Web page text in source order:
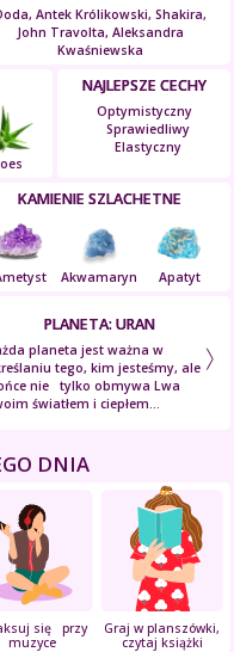
Antek Królikowski, Shakira,
John Travolta, Aleksandra
Kwaśniewska
PLANETA: URAN
planeta jest ważna w
tego, kim jesteśmy, ale
nie tylko obmywa Lwa
światłem i ciepłem...
NAJLEPSZE CECHY
Optymistyczny
Sprawiedliwy
Elastyczny
KAMIENIE SZLACHETNE
Akwamaryn Apatyt
DNIA
się przy
muzyce
Graj w planszówki,
czytaj książki